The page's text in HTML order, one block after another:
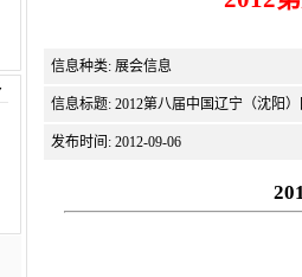
信息种类: 展会信息
信息标题: 2012第八届中国辽宁（沈阳
发布时间: 2012-09-06